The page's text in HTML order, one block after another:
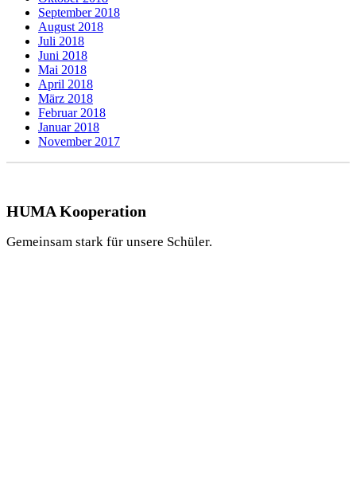
September 2018
August 2018
Juli 2018
Juni 2018
Mai 2018
April 2018
März 2018
Februar 2018
Januar 2018
November 2017
HUMA Kooperation
Gemeinsam stark für unsere Schüler.